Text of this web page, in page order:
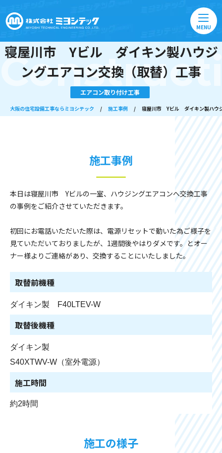
MENU
寝屋川市 Yビル ダイキン製ハウジ
ングエアコン交換（取替）工事
エアコン取り付け工事
大阪の住宅設備工事ならミヨシテック / 施工事例 / 寝屋川市 Yビル ダイキン製ハウ
施工事例
本日は寝屋川市 Yビルの一室、ハウジングエアコンへ交換工事
の事例をご紹介させていただきます。
初回にお電話いただいた際は、電源リセットで動いた為ご様子を
見ていただいておりましたが、1週間後やはりダメです。とオー
ナー様よりご連絡があり、交換することにいたしました。
取替前機種
ダイキン製 F40LTEV-W
取替後機種
ダイキン製
S40XTWV-W（室外電源）
施工時間
約2時間
施工の様子